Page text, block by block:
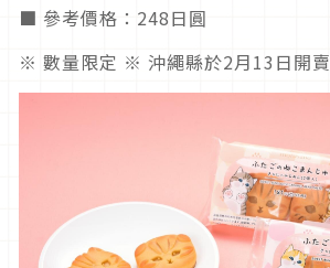
■ 參考價格：248日圓
※ 數量限定 ※ 沖繩縣於2月13日開賣